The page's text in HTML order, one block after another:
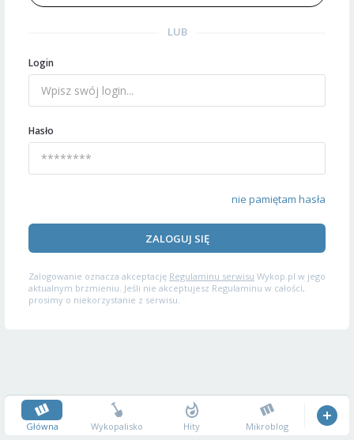
LUB
Login
Hasło
nie pamiętam hasła
ZALOGUJ SIĘ
Zalogowanie oznacza akceptację Regulaminu serwisu Wykop.pl w jego
aktualnym brzmieniu. Jeśli nie akceptujesz Regulaminu w całości,
prosimy o niekorzystanie z serwisu.
Główna Wykopalisko Hity Mikroblog